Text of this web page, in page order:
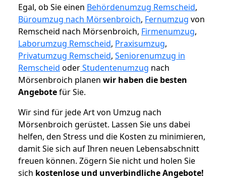
Egal, ob Sie einen Behördenumzug Remscheid,
Büroumzug nach Mörsenbroich, Fernumzug von
Remscheid nach Mörsenbroich, Firmenumzug,
Laborumzug Remscheid, Praxisumzug,
Privatumzug Remscheid, Seniorenumzug in
Remscheid oderStudentenumzug nach
Mörsenbroich planen wir haben die besten
Angebotefür Sie.
Wir sind für jede Art von Umzug nach
Mörsenbroich gerüstet. Lassen Sie uns dabei
helfen, den Stress und die Kosten zu minimieren,
damit Sie sich auf Ihren neuen Lebensabschnitt
freuen können. Zögern Sie nicht und holen Sie
sich kostenlose und unverbindliche Angebote!